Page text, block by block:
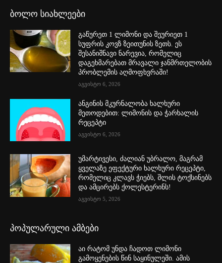
ბოლო სიახლეები
გაწურეთ 1 ლიმონი და შეურიეთ 1
სუფრის კოვზ ზეითუნის ზეთს. ეს
შესანიშნავი ნარევია, რომელიც
დაგეხმარებათ მრავალი ჯანმრთელობის
პრობლემის აღმოფხვრაში!
აგვისტო 6, 2026
ანგინის მკურნალობა ხალხური
მეთოდებით: ლიმონის და ჭარხალის
რეცეპტი
აგვისტო 6, 2026
უმარტივესი, ძალიან უბრალო, მაგრამ
ყველაზე ეფექტური ხალხური რეცეპტი,
რომელიც კლავს ჭიებს, შლის ტოქსინებს
და ამცირებს ქოლესტერინს!
აგვისტო 5, 2026
პოპულარული ამბები
აი რატომ უნდა ჩადოთ ლიმონი
გამოყენების წინ საყინულეში. ამის